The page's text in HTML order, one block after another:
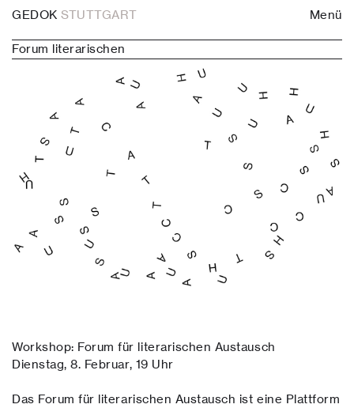
GEDOKSTUTTGART Menü
Forum literarischen
Workshop: Forum für literarischen Austausch
Dienstag, 8. Februar, 19 Uhr
Das Forum für literarischen Austausch ist eine Plattform